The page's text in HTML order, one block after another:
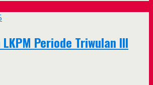
Periode Triwulan III